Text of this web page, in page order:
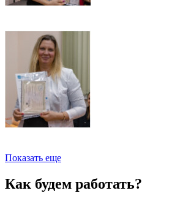
Показать еще
Как будем работать?